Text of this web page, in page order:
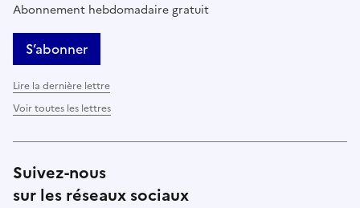
Abonnement hebdomadaire gratuit
S’abonner
Lire la dernière lettre
Voir toutes les lettres
Suivez-nous
sur les réseaux sociaux